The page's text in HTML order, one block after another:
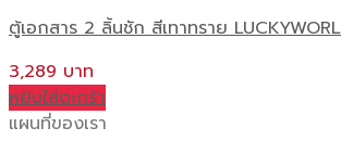
options
may
be
chosen
on
ตู้เอกสาร 2 ลิ้นชัก สีเทาทราย
3,289
หยิบใส่ตะกร้า
แผนที่ของเรา